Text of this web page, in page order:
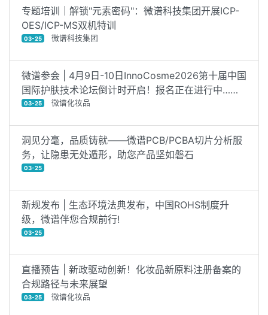
专题培训｜解锁"元素密码"：微谱科技集团开展ICP-
OES/ICP-MS双机特训
03-25 微谱科技集团
微谱参会 | 4月9日-10日InnoCosme2026第十届中国
国际护肤技术论坛倒计时开启！报名正在进行中……
03-25 微谱化妆品
洞见分毫，品质铸就——微谱PCB/PCBA切片分析服
务，让隐患无处遁形，助您产品坚如磐石
03-25
新规发布 | 生态环境法典发布，中国ROHS制度升
级，微谱伴您合规前行!
03-25
直播预告 | 新政驱动创新！化妆品新原料注册备案的
合规路径与未来展望
03-25 微谱化妆品